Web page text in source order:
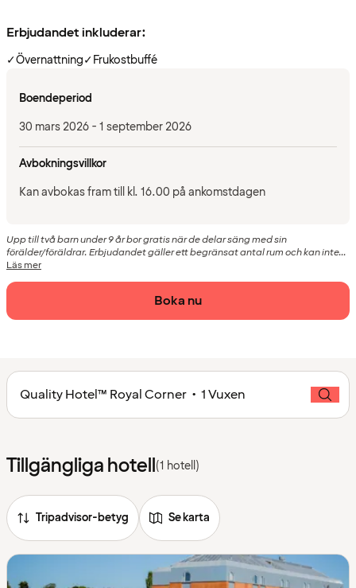
Erbjudandet inkluderar:
✓Övernattning✓Frukostbuffé
Boendeperiod
30 mars 2026 - 1 september 2026
Avbokningsvillkor
Kan avbokas fram till kl. 16.00 på ankomstdagen
Upp till två barn under 9 år bor gratis när de delar säng med sin
förälder/föräldrar. Erbjudandet gäller ett begränsat antal rum och kan inte...
Läs mer
Boka nu
Quality Hotel™ Royal Corner • 1 Vuxen
Tillgängliga hotell(1 hotell)
Tripadvisor-betyg Se karta